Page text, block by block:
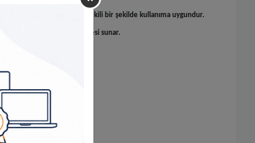
kesme işlerinizde hızlı ve etkili bir şekilde kullanıma uygundur.
en uygun kesim kalitesi sunar.
sağlar.
kalitesi sunar.